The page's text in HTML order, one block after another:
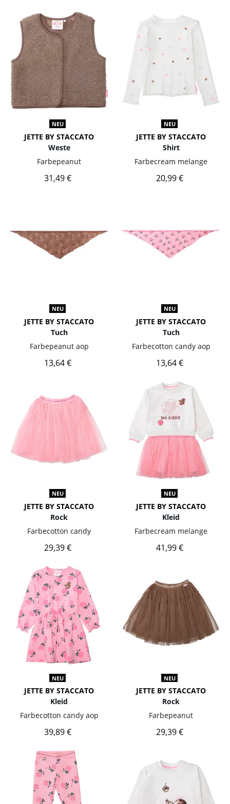
NEU
JETTE BY STACCATO
Weste
Farbepeanut
31,49 €
NEU
JETTE BY STACCATO
Shirt
Farbecream melange
20,99 €
NEU
JETTE BY STACCATO
Tuch
Farbepeanut aop
13,64 €
NEU
JETTE BY STACCATO
Tuch
Farbecotton candy aop
13,64 €
NEU
JETTE BY STACCATO
Rock
Farbecotton candy
29,39 €
NEU
JETTE BY STACCATO
Kleid
Farbecream melange
41,99 €
NEU
JETTE BY STACCATO
Kleid
Farbecotton candy aop
39,89 €
NEU
JETTE BY STACCATO
Rock
Farbepeanut
29,39 €